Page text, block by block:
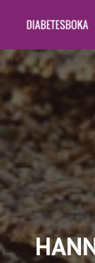
HJEM
OPPSKRIFTER
BØKER
KURS OG
KOSTPLANER
OM OSS
SEARCH